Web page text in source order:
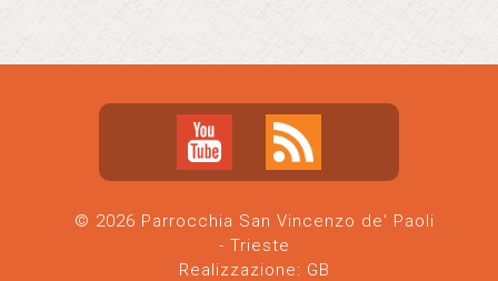
© 2026 Parrocchia San Vincenzo de' Paoli
- Trieste
Realizzazione: GB